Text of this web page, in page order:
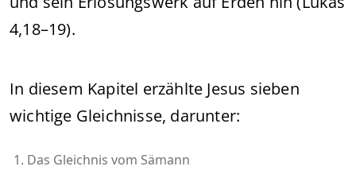
4,18–19).
In diesem Kapitel erzählte Jesus sieben
wichtige Gleichnisse, darunter:
Das Gleichnis vom Sämann